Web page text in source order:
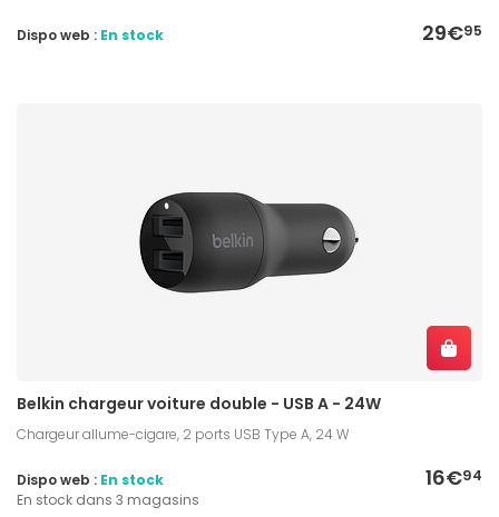
29€95
Dispo web : En stock
Belkin chargeur voiture double - USB A - 24W
Chargeur allume-cigare, 2 ports USB Type A, 24 W
16€94
Dispo web : En stock
En stock dans 3 magasins